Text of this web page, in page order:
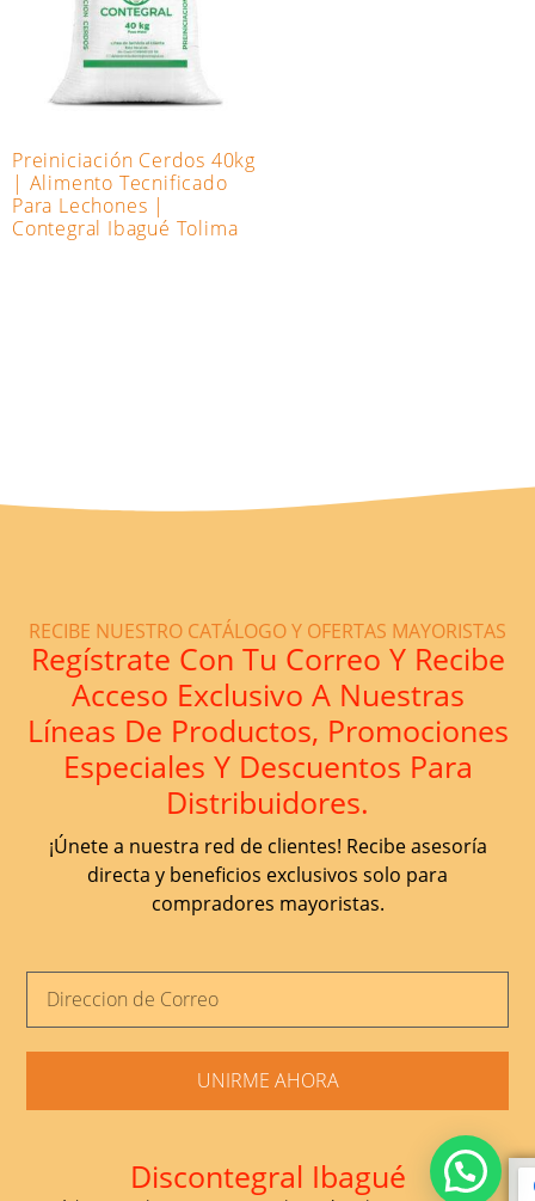
Preiniciación Cerdos 40kg
| Alimento Tecnificado
Para Lechones |
Contegral Ibagué Tolima
RECIBE NUESTRO CATÁLOGO Y OFERTAS MAYORISTAS
Regístrate Con Tu Correo Y Recibe
Acceso Exclusivo A Nuestras
Líneas De Productos, Promociones
Especiales Y Descuentos Para
Distribuidores.
¡Únete a nuestra red de clientes! Recibe asesoría
directa y beneficios exclusivos solo para
compradores mayoristas.
UNIRME AHORA
Discontegral Ibagué